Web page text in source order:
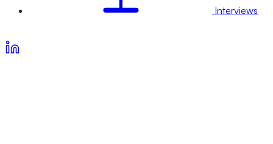
Interviews